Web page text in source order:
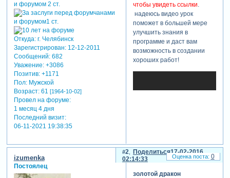
Откуда:г. Челябинск
Зарегистрирован: 12-12-2011
Сообщений:682
Уважение: +3086
Позитив: +1171
Пол:Мужской
Возраст:61 [1964-10-02]
Провел на форуме:
1 месяц 4 дня
Последний визит:
06-11-2021 19:38:35
чтобы увидеть ссылки.
надеюсь видео урок
поможет в большей мере
улучшить знания в
программе и даст вам
возможность в создании
хороших работ!
Поделиться
2
17-02-2016
02:14:33
izumenka
Постоялец
золотой дракон
0